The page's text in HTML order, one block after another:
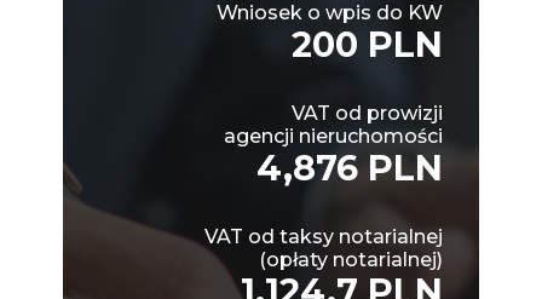
Wniosek o wpis do KW
200 PLN
VAT od prowizji
agencji nieruchomości
4,876 PLN
VAT od taksy notarialnej
(opłaty notarialnej)